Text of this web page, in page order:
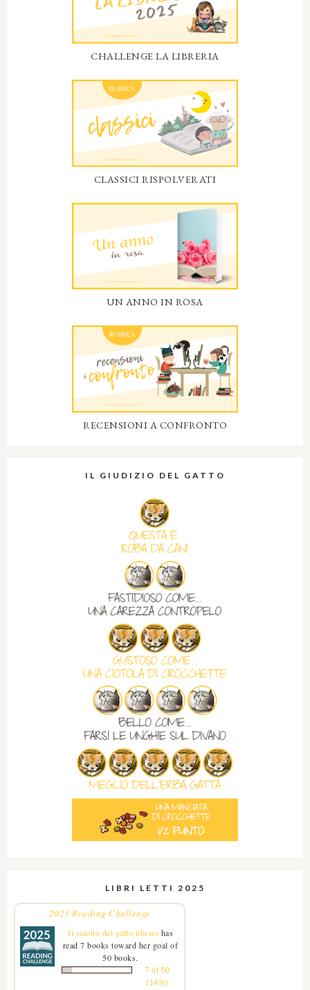
CHALLENGE LA LIBRERIA
CLASSICI RISPOLVERATI
UN ANNO IN ROSA
RECENSIONI A CONFRONTO
IL GIUDIZIO DEL GATTO
LIBRI LETTI 2025
2025 Reading Challenge
Il salotto del gatto libraio has
read 7 books toward her goal of
50 books.
7 of 50
(14%)